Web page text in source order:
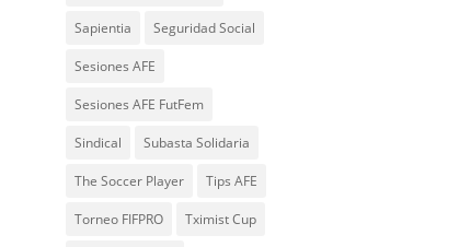
Sapientia Seguridad Social
Sesiones AFE
Sesiones AFE FutFem
Sindical Subasta Solidaria
The Soccer Player Tips AFE
Torneo FIFPRO Tximist Cup